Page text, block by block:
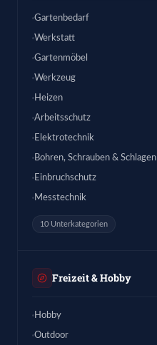
Gartenbedarf
Werkstatt
Gartenmöbel
Werkzeug
Heizen
Arbeitsschutz
Elektrotechnik
Bohren, Schrauben & Schlagen
Einbruchschutz
Messtechnik
10 Unterkategorien
Freizeit & Hobby
Hobby
Outdoor